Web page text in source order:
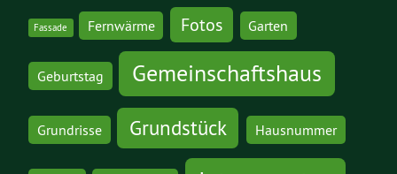
Fassade Fernwärme Fotos Garten
Geburtstag Gemeinschaftshaus
Grundrisse Grundstück Hausnummer